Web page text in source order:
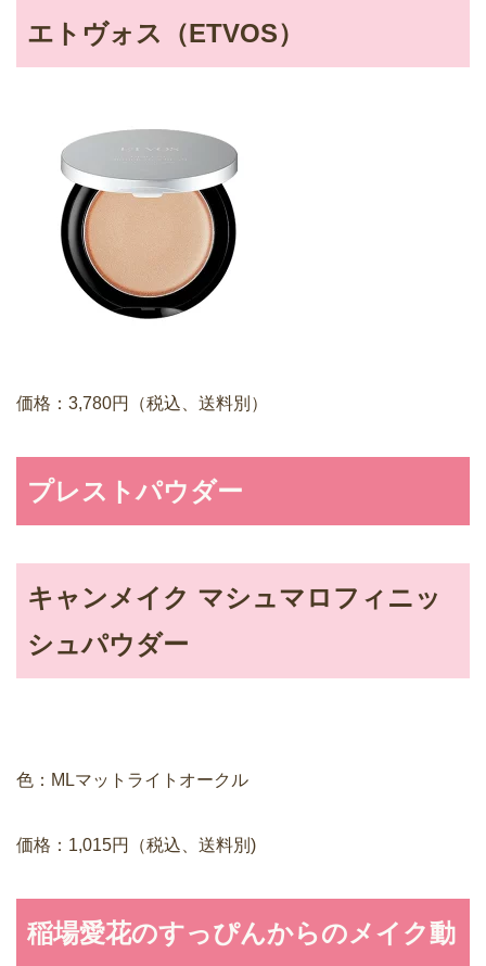
エトヴォス（ETVOS）
価格：3,780円（税込、送料別）
プレストパウダー
キャンメイク マシュマロフィニッ
シュパウダー
色：MLマットライトオークル
価格：1,015円（税込、送料別)
稲場愛花のすっぴんからのメイク動